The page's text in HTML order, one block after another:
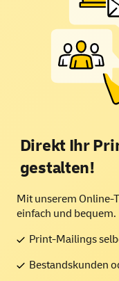
Direkt Ihr
gestalten!
Mit unserem Online-
einfach und bequem.
Print-Mailings
Bestandskunden